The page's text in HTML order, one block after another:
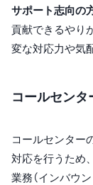
サポート志向の
貢献できるやり
変な対応力や気
コールセンタ
コールセンター
対応を行うため、
業務（インバウ